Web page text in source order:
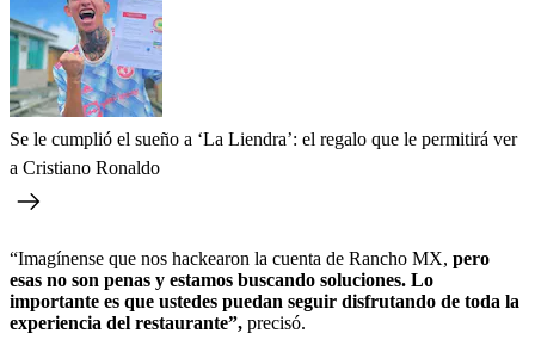
Se le cumplió el sueño a ‘La Liendra’: el regalo que le permitirá ver
a Cristiano Ronaldo
“Imagínense que nos hackearon la cuenta de Rancho MX, pero
esas no son penas y estamos buscando soluciones. Lo
importante es que ustedes puedan seguir disfrutando de toda la
experiencia del restaurante”, precisó.